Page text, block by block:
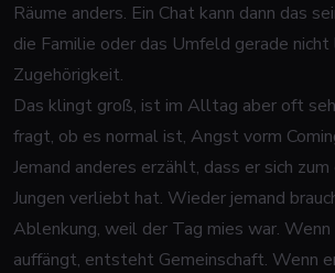
Räume anders. Ein Chat kann dann das
die Familie oder das Umfeld gerade
Zugehörigkeit.
Das klingt groß, ist im Alltag aber oft
fragt, ob es normal ist, Angst vorm
Jemand anderes erzählt, dass er sich
Jungen verliebt hat. Wieder jemand
Ablenkung, weil der Tag mies war. Wenn
auffängt, entsteht Gemeinschaft. Wenn